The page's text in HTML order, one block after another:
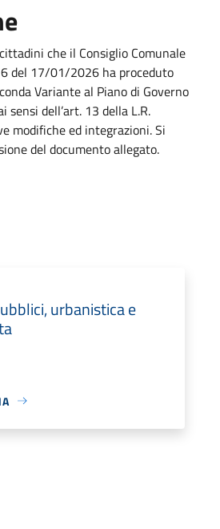
che il Consiglio Comunale
del 17/01/2026 ha proceduto
Variante al Piano di Governo
sensi dell’art. 13 della L.R.
modifiche ed integrazioni. Si
del documento allegato.
urbanistica e